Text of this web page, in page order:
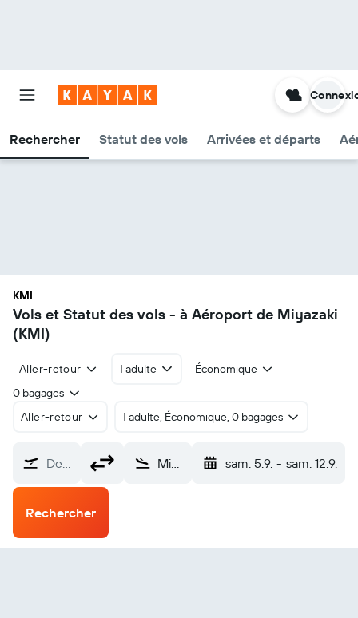
Rechercher Statut des vols Arrivées et départs
KMI
Vols et Statut des vols - à Aéroport de Miyazaki
(KMI)
Aller-retour 1 adulte
Économique
0 bagages
Aller-retour
1 adulte, Économique, 0 bagages
De… Miyazaki (KMI) sam. 5.9. - sam. 12.9.
Rechercher